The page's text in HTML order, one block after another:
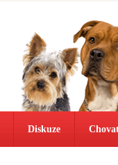
Diskuze